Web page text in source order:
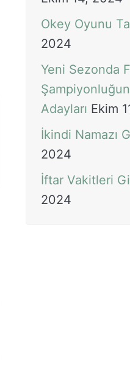
Okey Oyunu
2024
Yeni Sezonda
Adayları Ekim
İkindi Namazı
2024
İftar Vakitleri
2024